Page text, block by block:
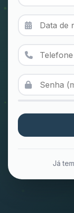
Já